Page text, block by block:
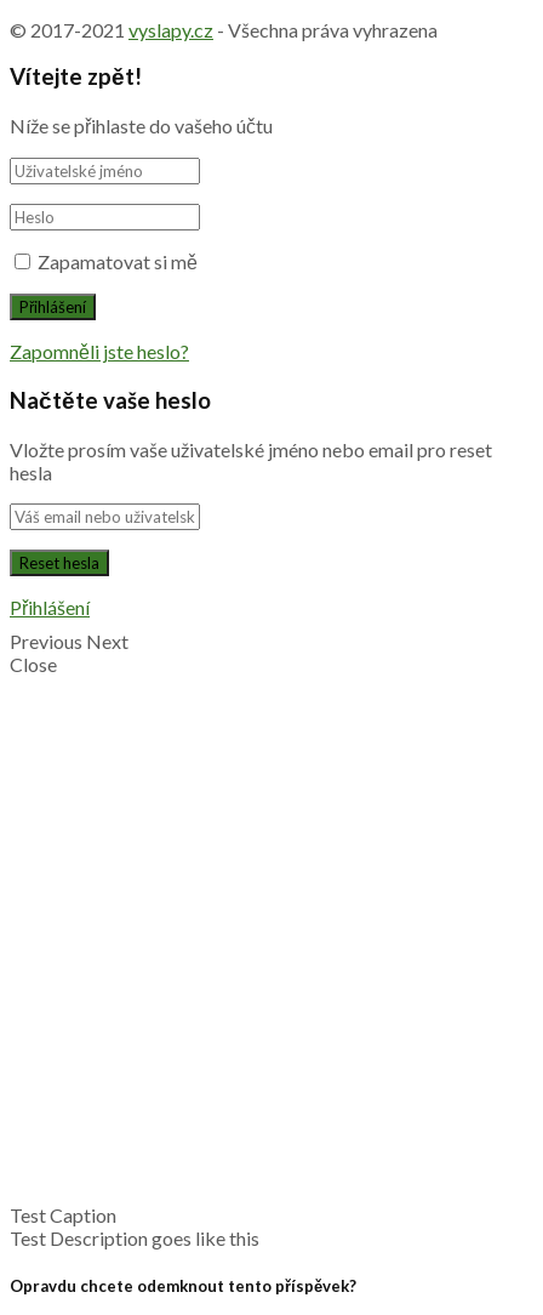
© 2017-2021 vyslapy.cz - Všechna práva vyhrazena
Vítejte zpět!
Níže se přihlaste do vašeho účtu
Zapamatovat si mě
Zapomněli jste heslo?
Načtěte vaše heslo
Vložte prosím vaše uživatelské jméno nebo email pro reset
hesla
Přihlášení
Previous Next
Close
Test Caption
Test Description goes like this
Opravdu chcete odemknout tento příspěvek?